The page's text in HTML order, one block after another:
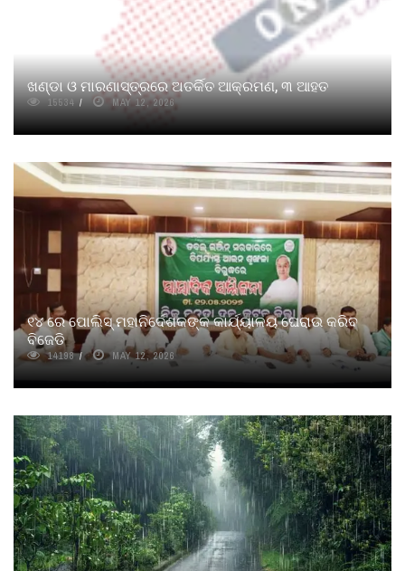
ଖଣ୍ଡା ଓ ମାରଣାସ୍ତ୍ରରେ ଅତର୍କିତ ଆକ୍ରମଣ, ୩ ଆହତ
15534 MAY 12, 2026
୧୪ ରେ ପୋଲିସ୍ ମହାନିର୍ଦେଶକଙ୍କ କାର୍ଯ୍ୟାଳୟ ଘେରାଉ କରିବ
ବିଜେଡି
14198 MAY 12, 2026